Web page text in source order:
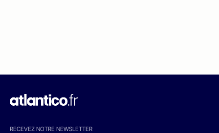
RECEVEZ NOTRE NEWSLETTER